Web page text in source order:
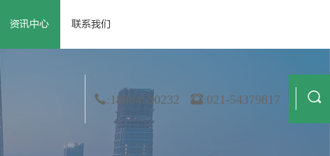
资讯中心 联系我们
:18964530232 :021-54379817